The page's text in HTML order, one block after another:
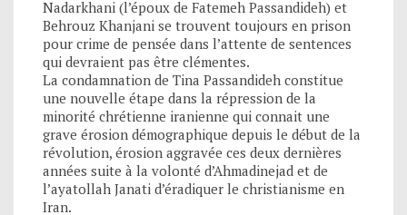
Nadarkhani (l’époux de Fatemeh Passandideh) et
Behrouz Khanjani se trouvent toujours en prison
pour crime de pensée dans l’attente de sentences
qui devraient pas être clémentes.
La condamnation de Tina Passandideh constitue
une nouvelle étape dans la répression de la
minorité chrétienne iranienne qui connait une
grave érosion démographique depuis le début de la
révolution, érosion aggravée ces deux dernières
années suite à la volonté d’Ahmadinejad et de
l’ayatollah Janati d’éradiquer le christianisme en
Iran.